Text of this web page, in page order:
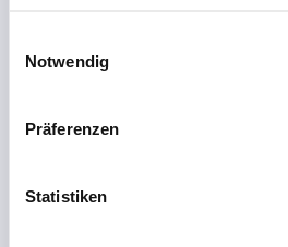
Notwendig
Präferenzen
Statistiken